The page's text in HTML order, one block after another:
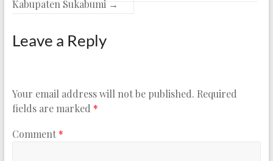
Kabupaten Sukabumi →
Leave a Reply
Your email address will not be published. Required
fields are marked *
Comment *